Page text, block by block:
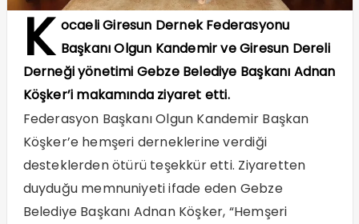
K ocaeli Giresun Dernek Federasyonu
Başkanı Olgun Kandemir ve Giresun Dereli
Derneği yönetimi Gebze Belediye Başkanı Adnan
Köşker’i makamında ziyaret etti.
Federasyon Başkanı Olgun Kandemir Başkan
Köşker’e hemşeri derneklerine verdiği
desteklerden ötürü teşekkür etti. Ziyaretten
duyduğu memnuniyeti ifade eden Gebze
Belediye Başkanı Adnan Köşker, “Hemşeri